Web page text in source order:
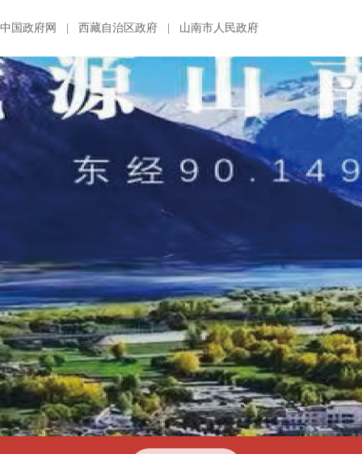
中国政府网 西藏自治区政府 山南市人民政府